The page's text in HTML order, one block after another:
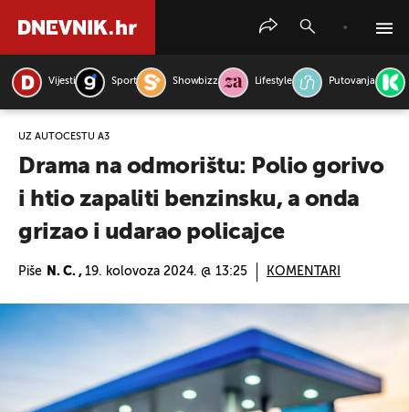
Vijesti Sport Showbizz Lifestyle Putovanja
UZ AUTOCESTU A3
Drama na odmorištu: Polio gorivo
i htio zapaliti benzinsku, a onda
grizao i udarao policajce
Piše N. C. , 19. kolovoza 2024. @ 13:25 KOMENTARI
PRETRAŽITE VIJESTI